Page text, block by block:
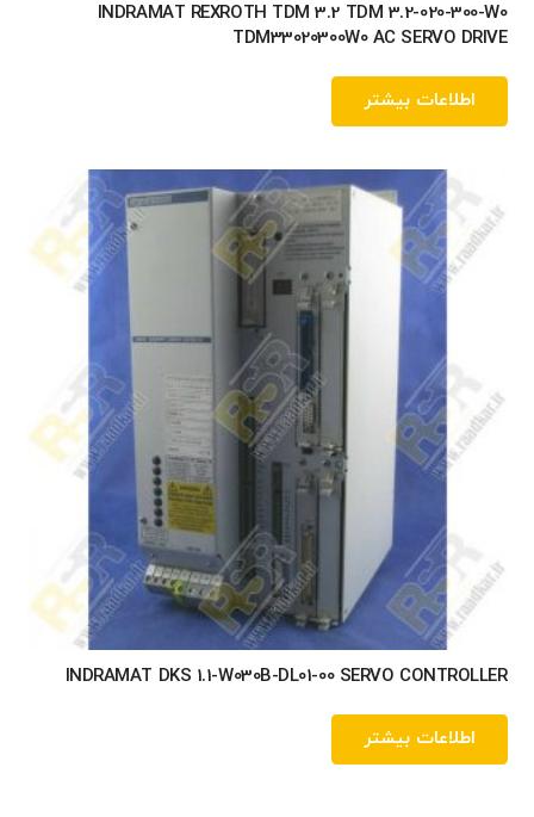
INDRAMAT REXROTH TDM 3.2 TDM 3.2-020-300-W0
TDM33020300W0 AC SERVO DRIVE
اطلاعات بیشتر
INDRAMAT DKS 1.1-W030B-DL01-00 SERVO CONTROLLER
اطلاعات بیشتر